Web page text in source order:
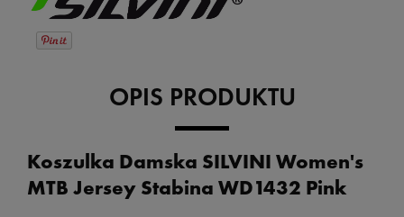
OPIS PRODUKTU
Koszulka Damska SILVINI Women's
MTB Jersey Stabina WD1432 Pink